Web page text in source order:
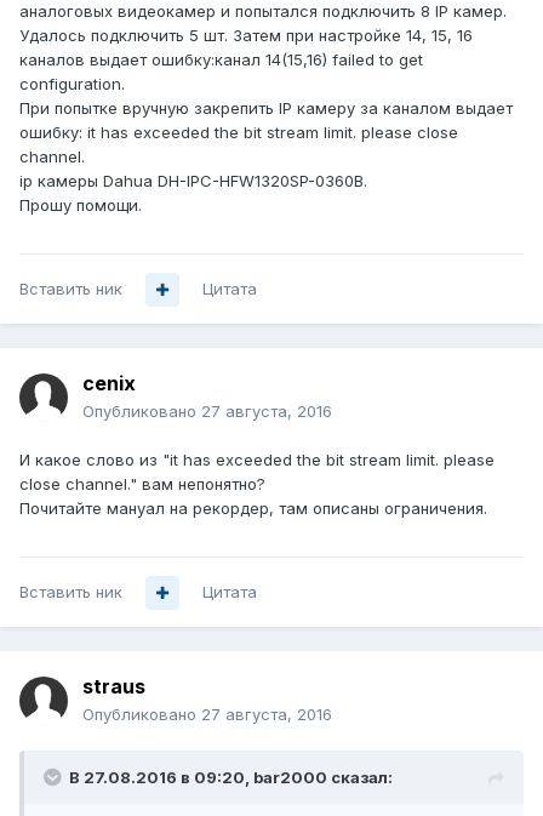
аналоговых видеокамер и попытался подключить 8 IP камер.
Удалось подключить 5 шт. Затем при настройке 14, 15, 16
каналов выдает ошибку:канал 14(15,16) failed to get
configuration.
При попытке вручную закрепить IP камеру за каналом выдает
ошибку: it has exceeded the bit stream limit. please close
channel.
ip камеры Dahua DH-IPC-HFW1320SP-0360B.
Прошу помощи.
Вставить ник Цитата
cenix
Опубликовано 27 августа, 2016
И какое слово из "it has exceeded the bit stream limit. please
close channel." вам непонятно?
Почитайте мануал на рекордер, там описаны ограничения.
Вставить ник Цитата
straus
Опубликовано 27 августа, 2016
В 27.08.2016 в 09:20, bar2000 сказал: